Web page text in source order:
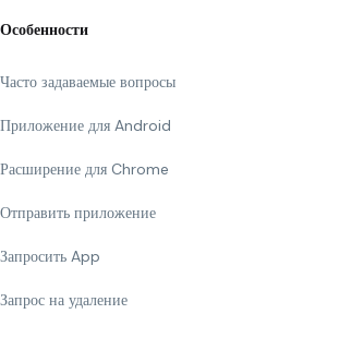
Особенности
Часто задаваемые вопросы
Приложение для Android
Расширение для Chrome
Отправить приложение
Запросить App
Запрос на удаление